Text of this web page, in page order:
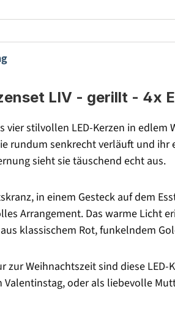
LIV - gerillt - 4x
vier stilvollen LED-Kerzen in
rundum senkrecht verläuft und ihr
sieht sie täuschend echt aus.
in einem Gesteck auf dem
Arrangement. Das warme Licht
klassischem Rot, funkelndem
zur Weihnachtszeit sind diese
Valentinstag, oder als liebevolle